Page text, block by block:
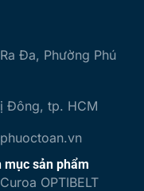
Đa, Phường Phú
Đông, tp. HCM
mục sản phẩm
OPTIBELT